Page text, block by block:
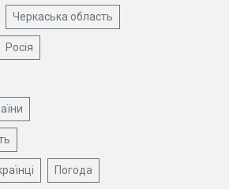
Черкаська область
Росія
Погода